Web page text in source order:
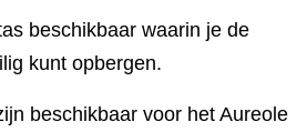
beschikbaar waarin je de
kunt opbergen.
beschikbaar voor het Aureole